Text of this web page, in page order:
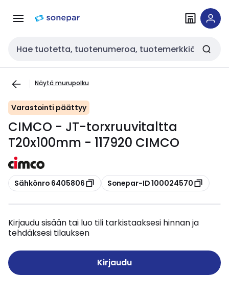
navigointiinsisältöön
Haku
Näytä murupolku
Varastointi päättyy
CIMCO - JT-torxruuvitaltta
T20x100mm - 117920 CIMCO
Kopioi
Sähkönro 6405806 Kopioi
Sonepar-ID 100024570
Kirjaudu sisään tai luo tili tarkistaaksesi hinnan ja
tehdäksesi tilauksen
Kirjaudu